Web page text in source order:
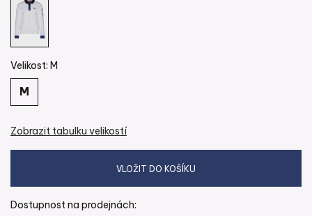
Velikost: M
M
Zobrazit tabulku velikostí
Dostupnost na prodejnách: